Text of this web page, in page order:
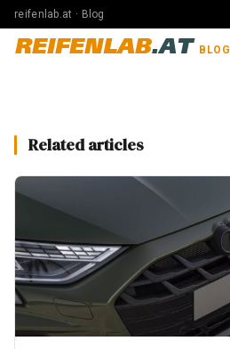
reifenlab.at · Blog
REIFENLAB.AT BLOG
Related articles